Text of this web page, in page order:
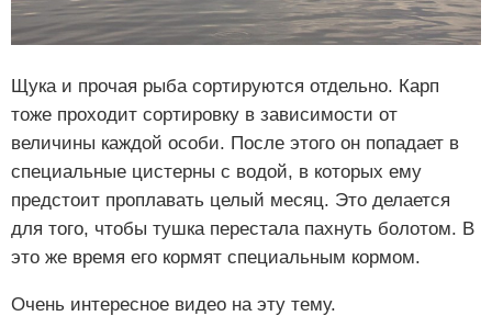
Щука и прочая рыба сортируются отдельно. Карп
тоже проходит сортировку в зависимости от
величины каждой особи. После этого он попадает в
специальные цистерны с водой, в которых ему
предстоит проплавать целый месяц. Это делается
для того, чтобы тушка перестала пахнуть болотом. В
это же время его кормят специальным кормом.
Очень интересное видео на эту тему.